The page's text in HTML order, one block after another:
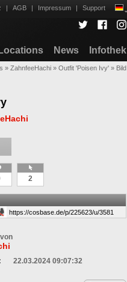
| AGB | Impressum | Support
Locations News Infothek
» ZahnfeeHachi » Outfit 'Poisen Ivy' » Bild
2
22.03.2024 09:07:32